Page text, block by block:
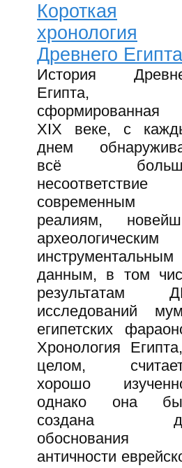
Короткая
хронология
Древнего Египта
История
Египта,
XIX веке, с
днем
всё
несоответствие
современным
реалиям,
инструментальным
данным, в том
результатам
исследований
египетских
Хронология
целом,
хорошо
однако она
создана
обоснования
античности